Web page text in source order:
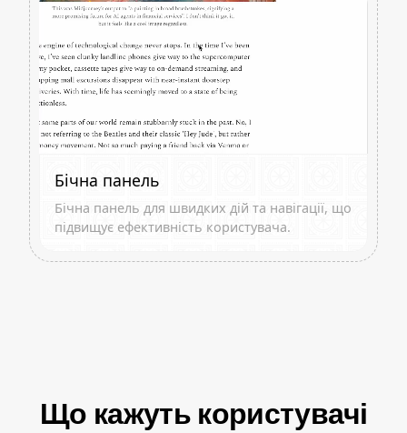
Бічна панель
Бічна панель для швидких дій та навігації, що
підвищує ефективність користувача.
Що кажуть користувачі